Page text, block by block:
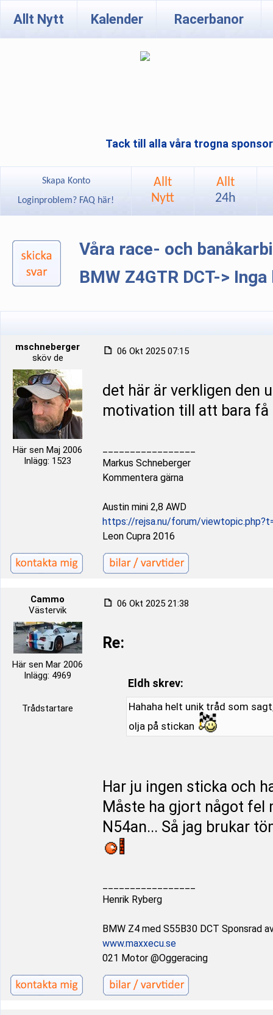
Allt Nytt Kalender Racerbanor
Tack till alla våra trogna
Skapa Konto
Loginproblem? FAQ här!
Allt
Nytt
Allt
24h
Våra race- och
BMW Z4GTR DCT->
mschneberger
sköv de
Här sen Maj 2006
Inlägg: 1523
06 Okt 2025 07:15
det här är verkligen den
motivation till att bara få
Markus Schneberger
Kommentera gärna
Austin mini 2,8 AWD
https://rejsa.nu/forum/
Leon Cupra 2016
Cammo
Västervik
Här sen Mar 2006
Inlägg: 4969
Trådstartare
06 Okt 2025 21:38
Re:
Eldh skrev:
Hahaha helt unik tråd som
olja på stickan
Har ju ingen sticka och
Måste ha gjort något fel
N54an... Så jag brukar
Henrik Ryberg
BMW Z4 med S55B30 DCT Sponsrad
www.maxxecu.se
021 Motor @Oggeracing